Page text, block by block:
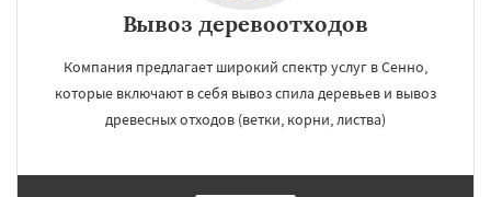
Вывоз деревоотходов
Компания предлагает широкий спектр услуг в Сенно,
которые включают в себя вывоз спила деревьев и вывоз
древесных отходов (ветки, корни, листва)